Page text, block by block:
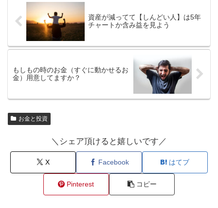
資産が減ってて【しんどい人】は5年
チャートか含み益を見よう
もしもの時のお金（すぐに動かせるお
金）用意してますか？
お金と投資
＼シェア頂けると嬉しいです／
X Facebook はてブ
Pinterest コピー